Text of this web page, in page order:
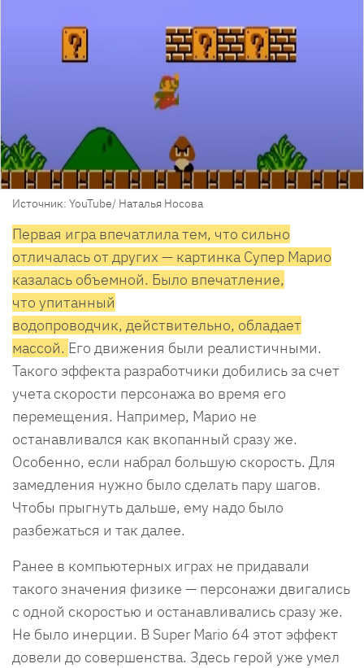
Источник: YouTube/ Наталья Носова
Первая игра впечатлила тем, что сильно
отличалась от других — картинка Супер Марио
казалась объемной. Было впечатление,
что упитанный
водопроводчик, действительно, обладает
массой. Его движения были реалистичными.
Такого эффекта разработчики добились за счет
учета скорости персонажа во время его
перемещения. Например, Марио не
останавливался как вкопанный сразу же.
Особенно, если набрал большую скорость. Для
замедления нужно было сделать пару шагов.
Чтобы прыгнуть дальше, ему надо было
разбежаться и так далее.
Ранее в компьютерных играх не придавали
такого значения физике — персонажи двигались
с одной скоростью и останавливались сразу же.
Не было инерции. В Super Mario 64 этот эффект
довели до совершенства. Здесь герой уже умел